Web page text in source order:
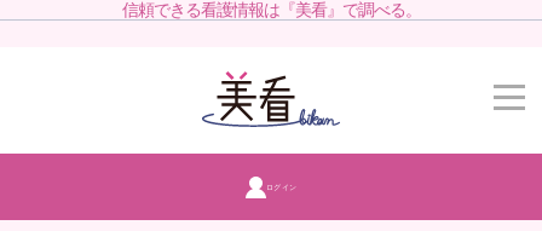
信頼できる看護情報は『美看』で調べる。
ログイン